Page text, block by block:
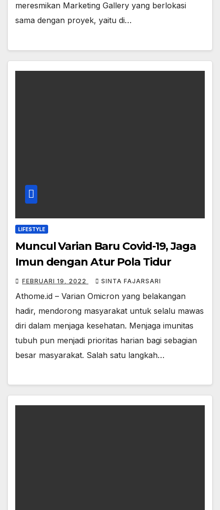
meresmikan Marketing Gallery yang berlokasi
sama dengan proyek, yaitu di…
LIFESTYLE
Muncul Varian Baru Covid-19, Jaga
Imun dengan Atur Pola Tidur
FEBRUARI 19, 2022 SINTA FAJARSARI
Athome.id – Varian Omicron yang belakangan
hadir, mendorong masyarakat untuk selalu mawas
diri dalam menjaga kesehatan. Menjaga imunitas
tubuh pun menjadi prioritas harian bagi sebagian
besar masyarakat. Salah satu langkah…